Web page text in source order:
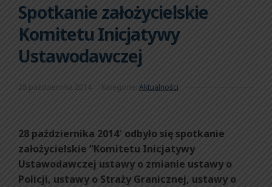
Spotkanie założycielskie
Komitetu Inicjatywy
Ustawodawczej
28 października 2014 Kategorie: Aktualności
28 października 2014′ odbyło się spotkanie
założycielskie “Komitetu Inicjatywy
Ustawodawczej ustawy o zmianie ustawy o
Policji, ustawy o Straży Granicznej, ustawy o